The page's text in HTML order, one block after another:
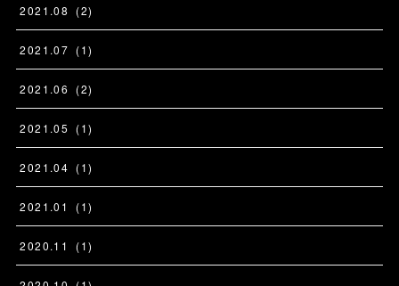
2021 .08 (2)
2021 .07 (1)
2021 .06 (2)
2021 .05 (1)
2021 .04 (1)
2021 .01 (1)
2020.11 (1)